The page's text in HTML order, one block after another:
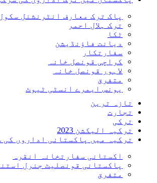
پاک ترک معارف انٹرنشنل
ترک ہلال احمر
ٹکا
دیانت فاؤنڈیشن
سفارتکار
کراچی قونصل خانہ
لاہور قونصل خانہ
متفرق
یونس ایمرے انسٹی ٹیوٹ
تازہ ترین
تجارت
ترکی
ترکیہ الیکشن 2023
ترکیہ میں پاکستانی اداروں کی
اکستانی سفارتخانہ انقرہ
پاکستانی قونصلیٹ جنرل
متفرق